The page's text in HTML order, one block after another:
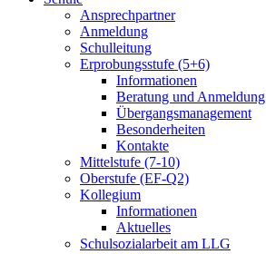
Ansprechpartner
Anmeldung
Schulleitung
Erprobungsstufe (5+6)
Informationen
Beratung und Anmeldung
Übergangsmanagement
Besonderheiten
Kontakte
Mittelstufe (7-10)
Oberstufe (EF-Q2)
Kollegium
Informationen
Aktuelles
Schulsozialarbeit am LLG